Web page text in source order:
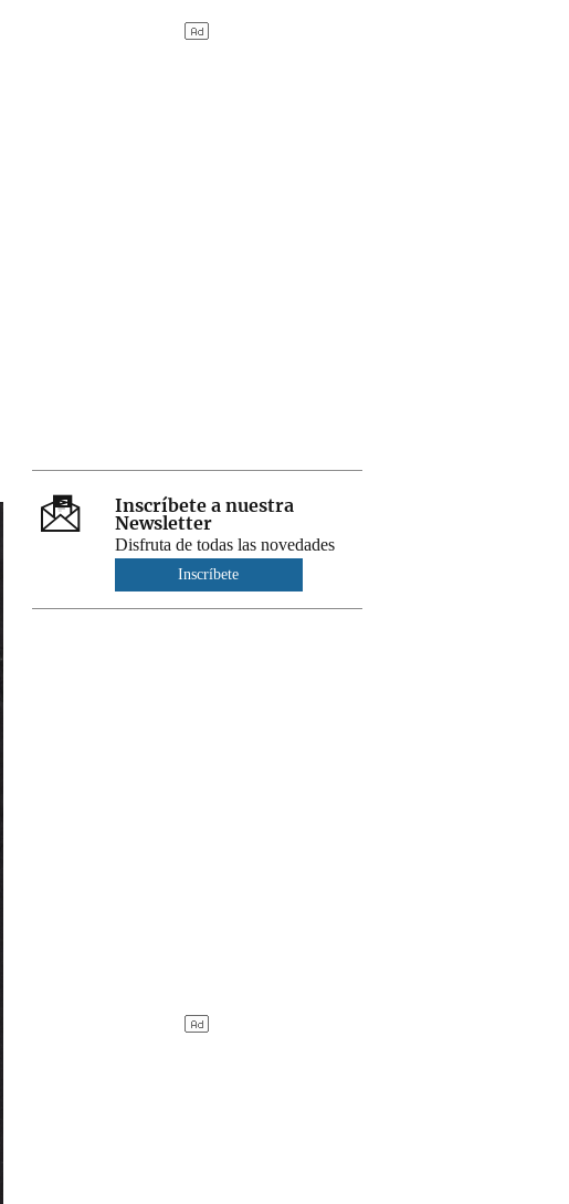
Inscríbete a nuestra
Newsletter
Disfruta de todas las novedades
Inscríbete